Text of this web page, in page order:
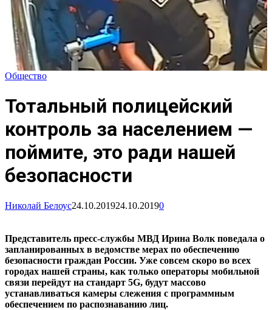
Общество
Тотальный полицейский
контроль за населением —
поймите, это ради нашей
безопасности
Николай Белоус24.10.201924.10.20190
Представитель пресс-службы МВД Ирина Волк поведала о
запланированных в ведомстве мерах по обеспечению
безопасности граждан России. Уже совсем скоро во всех
городах нашей страны, как только операторы мобильной
связи перейдут на стандарт 5G, будут массово
устанавливаться камеры слежения с программным
обеспечением по распознаванию лиц.